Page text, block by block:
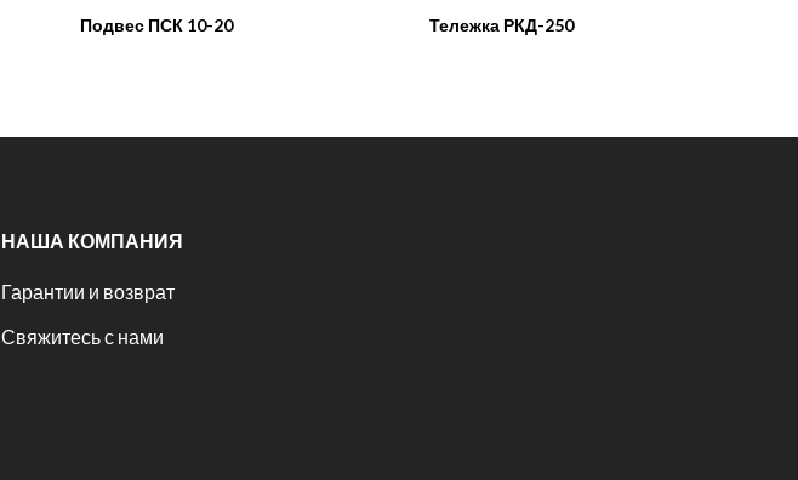
Подвес ПСК 10-20 Тележка РКД-250
НАША КОМПАНИЯ
Гарантии и возврат
Свяжитесь с нами